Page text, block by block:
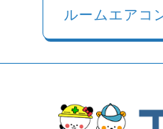
ルームエアコ